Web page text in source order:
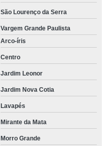
São Lourenço da Serra
Vargem Grande Paulista
Arco-íris
Centro
Jardim Leonor
Jardim Nova Cotia
Lavapés
Mirante da Mata
Morro Grande